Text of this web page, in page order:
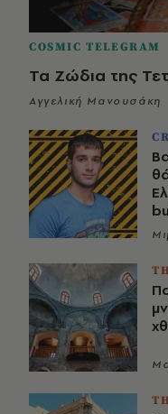
COSMIC TELEGRAM
Τα Ζώδια της
Αγγελική Μανουσάκη